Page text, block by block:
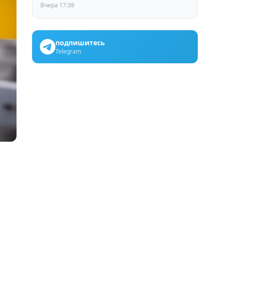
Вчера 17:38
подпишитесь
Telegram